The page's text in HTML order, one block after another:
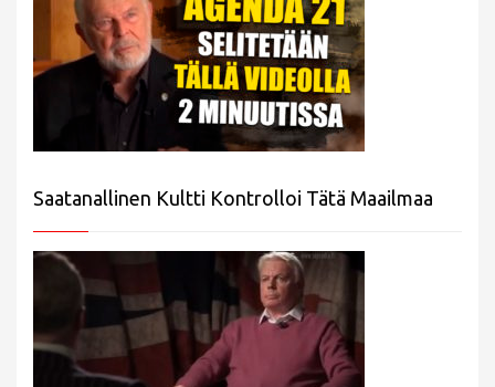
Saatanallinen Kultti Kontrolloi Tätä Maailmaa